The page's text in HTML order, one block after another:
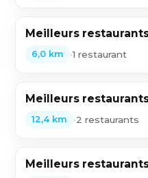
Meilleurs
6,0 km •1 restaurant
Meilleurs
12,4 km •2 restaurants
Meilleurs